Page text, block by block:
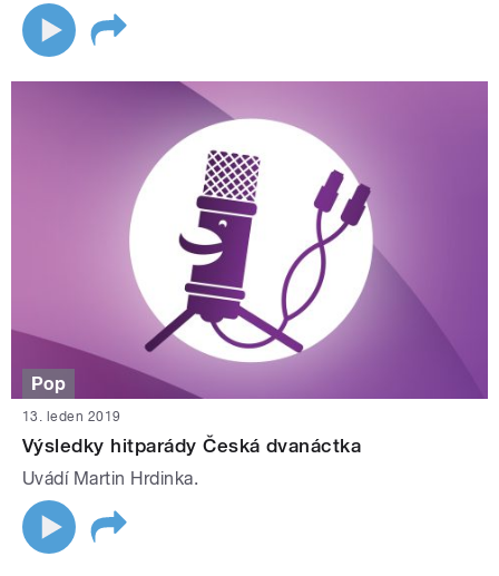
Pop
13. leden 2019
Výsledky hitparády Česká dvanáctka
Uvádí Martin Hrdinka.